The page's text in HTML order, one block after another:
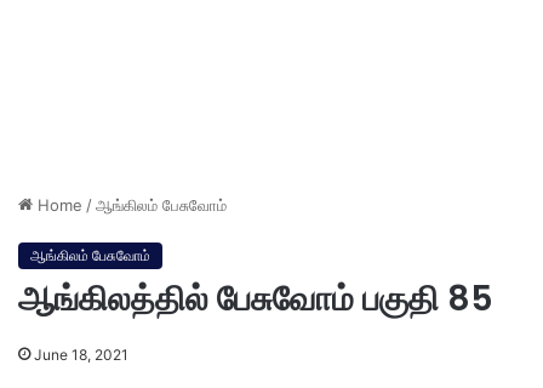
Home /ஆங்கிலம் பேசுவோம்
ஆங்கிலம் பேசுவோம்
ஆங்கிலத்தில் பேசுவோம் பகுதி 85
June 18, 2021